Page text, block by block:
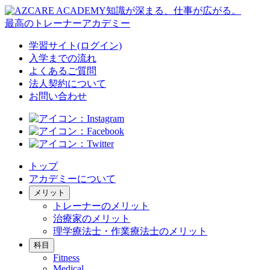
知識が深まる、仕事が広がる。
最高のトレーナーアカデミー
学習サイト(ログイン)
入学までの流れ
よくあるご質問
法人契約について
お問い合わせ
トップ
アカデミーについて
メリット
トレーナーのメリット
治療家のメリット
理学療法士・作業療法士のメリット
科目
Fitness